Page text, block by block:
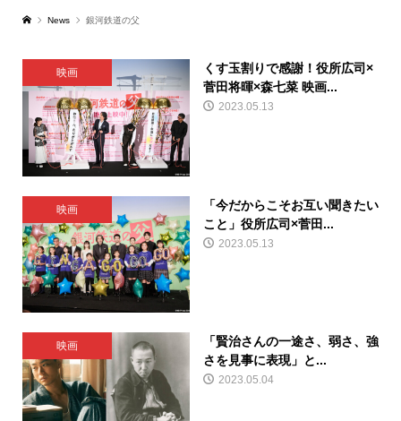
News 銀河鉄道の父
映画
くす玉割りで感謝！役所広司×
菅田将暉×森七菜 映画...
2023.05.13
映画
「今だからこそお互い聞きたい
こと」役所広司×菅田...
2023.05.13
映画
「賢治さんの一途さ、弱さ、強
さを見事に表現」と...
2023.05.04